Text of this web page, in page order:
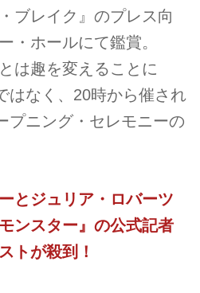
ブレイク』のプレス向
・ホールにて鑑賞。
は趣を変えることに
はなく、20時から催され
プニング・セレモニーの
とジュリア・ロバーツ
ンスター』の公式記者
トが殺到！